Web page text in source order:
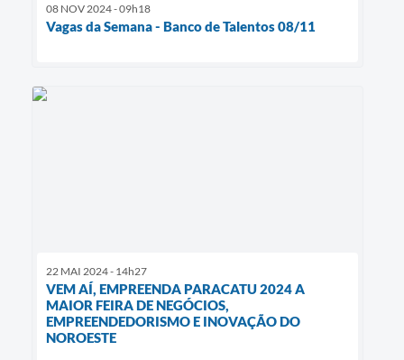
08 NOV 2024 - 09h18
Vagas da Semana - Banco de Talentos 08/11
22 MAI 2024 - 14h27
VEM AÍ, EMPREENDA PARACATU 2024 A
MAIOR FEIRA DE NEGÓCIOS,
EMPREENDEDORISMO E INOVAÇÃO DO
NOROESTE